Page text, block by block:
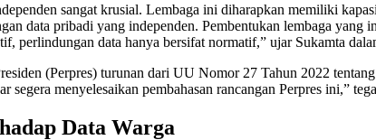
sangat krusial. Lembaga ini diharapkan memiliki
data pribadi yang independen. Pembentukan lembaga
perlindungan data hanya bersifat normatif,” ujar Sukamta
(Perpres) turunan dari UU Nomor 27 Tahun 2022
segera menyelesaikan pembahasan rancangan Perpres ini,”
Data Warga